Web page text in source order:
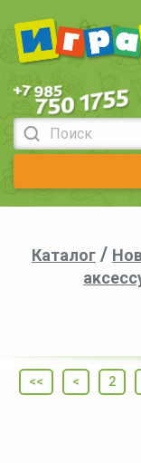
Каталог /
<< < 2